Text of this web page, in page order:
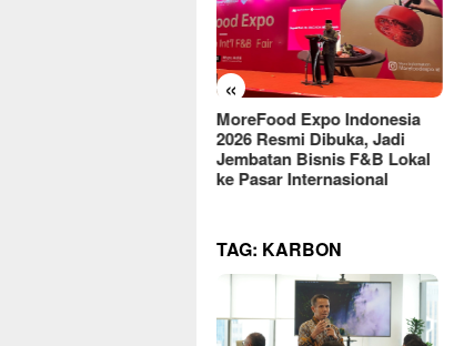
«
Berantas Vandalisme
Jaringan, Satreskrim Polres
Batu Raih Penghargaan dari
Telkomsel
TAG: KARBON